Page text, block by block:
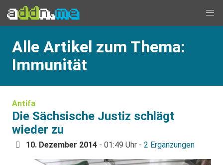
Alle Artikel zum Thema:
Immunität
Antifa
Die Sächsische Justiz schlägt
wieder zu
10. Dezember 2014 - 01:49 Uhr - 2 Ergänzungen